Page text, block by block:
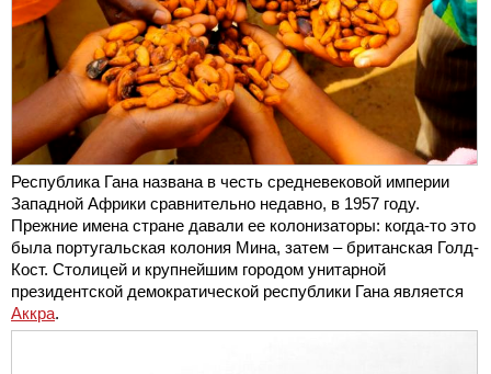
Республика Гана названа в честь средневековой империи
Западной Африки сравнительно недавно, в 1957 году.
Прежние имена стране давали ее колонизаторы: когда-то это
была португальская колония Мина, затем – британская Голд-
Кост. Столицей и крупнейшим городом унитарной
президентской демократической республики Гана является
Аккра.